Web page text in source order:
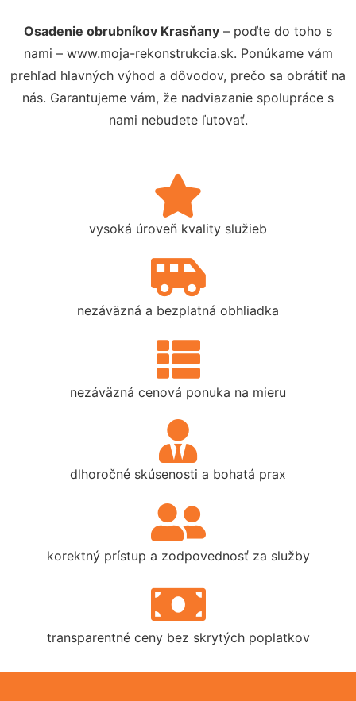
Osadenie obrubníkov Krasňany – poďte do toho s
nami – www.moja-rekonstrukcia.sk. Ponúkame vám
prehľad hlavných výhod a dôvodov, prečo sa obrátiť na
nás. Garantujeme vám, že nadviazanie spolupráce s
nami nebudete ľutovať.
vysoká úroveň kvality služieb
nezáväzná a bezplatná obhliadka
nezáväzná cenová ponuka na mieru
dlhoročné skúsenosti a bohatá prax
korektný prístup a zodpovednosť za služby
transparentné ceny bez skrytých poplatkov